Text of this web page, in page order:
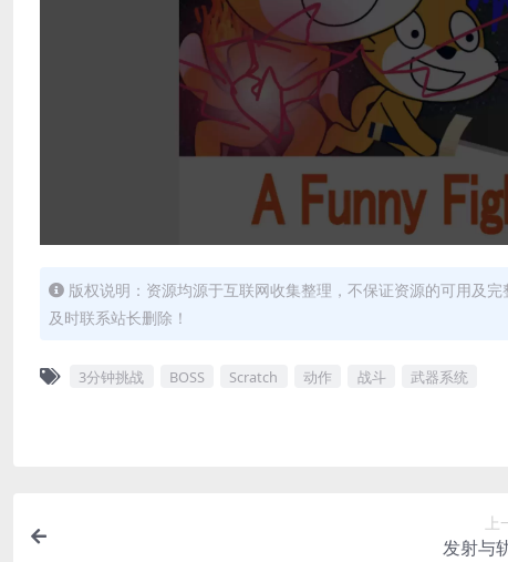
版权说明：资源均源于互联网收集整理，不保证资源的可用及
及时联系站长删除！
3分钟挑战 BOSS Scratch 动作 战斗 武器系统
上
发射与